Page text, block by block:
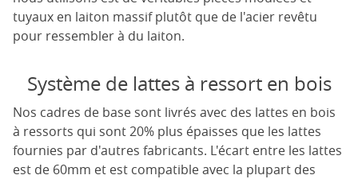
tuyaux en laiton massif plutôt que de l'acier revêtu
pour ressembler à du laiton.
Système de lattes à ressort en bois
Nos cadres de base sont livrés avec des lattes en bois
à ressorts qui sont 20% plus épaisses que les lattes
fournies par d'autres fabricants. L'écart entre les lattes
est de 60mm et est compatible avec la plupart des